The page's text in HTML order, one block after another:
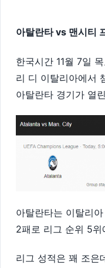
아탈란타 vs 맨시티
한국시간 11월 7일
리 디 이탈리아에서
아탈란타 경기가 열
아탈란타는 이탈리
2패로 리그 순위 5위
리그 성적은 꽤 조은